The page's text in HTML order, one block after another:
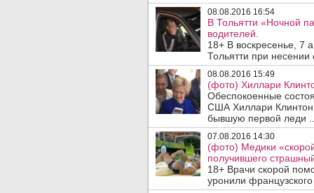
08.08.2016 16:54
В Тольятти «Ночной
водителей.
18+ В воскресенье, 7
Тольятти при несении
08.08.2016 15:49
(фото) Хиллари
Обеспокоенные
США Хиллари
бывшую первой леди ..
07.08.2016 14:30
(фото) Медики
получившего
18+ Врачи скорой
уронили